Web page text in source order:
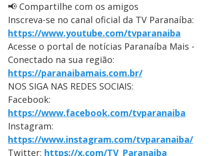
📢 Compartilhe com os amigos
Inscreva-se no canal oficial da TV Paranaíba:
https://www.youtube.com/tvparanaiba
Acesse o portal de notícias Paranaíba Mais -
Conectado na sua região:
https://paranaibamais.com.br/
NOS SIGA NAS REDES SOCIAIS:
Facebook:
https://www.facebook.com/tvparanaiba
Instagram:
https://www.instagram.com/tvparanaiba/
Twitter: https://x.com/TV_Paranaiba